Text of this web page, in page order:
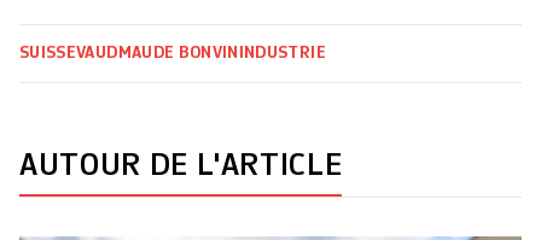
SUISSEVAUD MAUDE BONVIN INDUSTRIE
AUTOUR DE L'ARTICLE